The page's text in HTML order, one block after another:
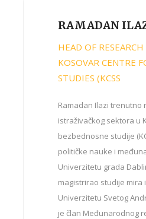
RAMADAN
HEAD OF
KOSOVAR CENTRE
STUDIES (KCSS
Ramadan Ilazi trenutno
istraživačkog sektora u
bezbednosne studije
političke nauke i
Univerzitetu grada
magistrirao studije mira
Univerzitetu Svetog
je član Međunarodnog